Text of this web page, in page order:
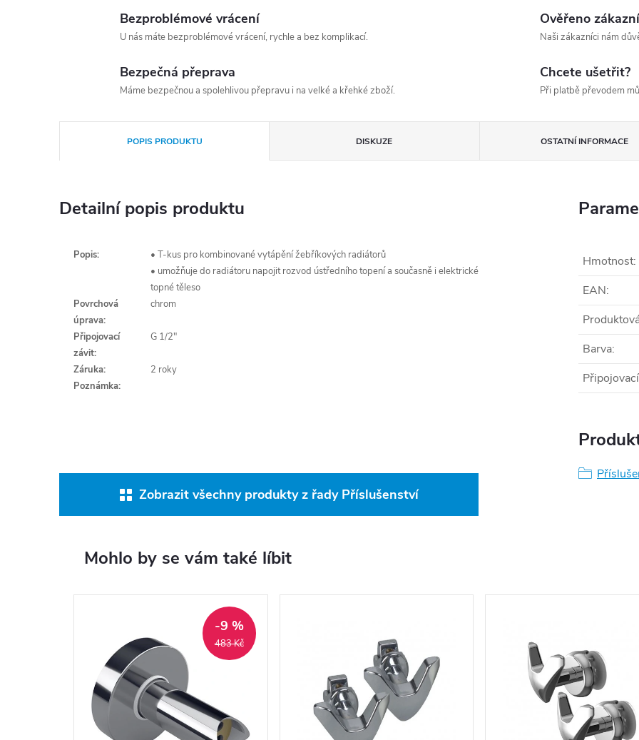
Bezproblémové vrácení
U nás máte bezproblémové vrácení, rychle a bez komplikací.
Ověřeno
Naši zákazníci nám
Bezpečná přeprava
Máme bezpečnou a spolehlivou přepravu i na velké a křehké zboží.
Chcete ušetřit?
Při platbě převodem
POPIS PRODUKTU DISKUZE OSTATNÍ INFORMACE
Detailní popis produktu
Popis:
• T-kus pro kombinované vytápění žebříkových radiátorů
• umožňuje do radiátoru napojit rozvod ústředního topení a současně i elektrické
topné těleso
Povrchová
úprava:
chrom
Připojovací
závit:
G 1/2"
Záruka:
2 roky
Poznámka:
Zobrazit všechny produkty z řady Příslušenství
Hmotnost:
EAN:
Barva:
Mohlo by se vám také líbit
483 Kč
-9 %